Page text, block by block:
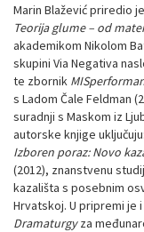
Marin Blažević priredio
Teorija glume – od
akademikom Nikolom
skupini Via Negativa
te zbornik
s Ladom Čale Feldman
suradnji s Maskom iz
autorske knjige uključuju:
Izboren poraz: Novo
(2012), znanstvenu
kazališta s posebnim
Hrvatskoj. U pripremi je
Dramaturgyza